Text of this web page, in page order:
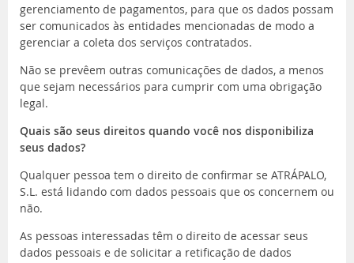
gerenciamento de pagamentos, para que os dados possam
ser comunicados às entidades mencionadas de modo a
gerenciar a coleta dos serviços contratados.
Não se prevêem outras comunicações de dados, a menos
que sejam necessários para cumprir com uma obrigação
legal.
Quais são seus direitos quando você nos disponibiliza
seus dados?
Qualquer pessoa tem o direito de confirmar se ATRÁPALO,
S.L. está lidando com dados pessoais que os concernem ou
não.
As pessoas interessadas têm o direito de acessar seus
dados pessoais e de solicitar a retificação de dados